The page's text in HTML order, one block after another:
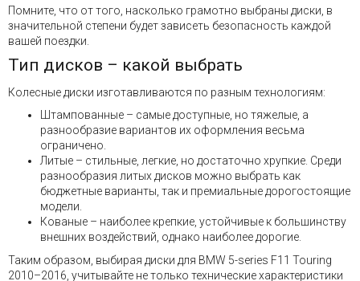
Помните, что от того, насколько грамотно выбраны диски, в
значительной степени будет зависеть безопасность каждой
вашей поездки.
Тип дисков – какой выбрать
Колесные диски изготавливаются по разным технологиям:
Штампованные – самые доступные, но тяжелые, а
разнообразие вариантов их оформления весьма
ограничено.
Литые – стильные, легкие, но достаточно хрупкие. Среди
разнообразия литых дисков можно выбрать как
бюджетные варианты, так и премиальные дорогостоящие
модели.
Кованые – наиболее крепкие, устойчивые к большинству
внешних воздействий, однако наиболее дорогие.
Таким образом, выбирая диски для BMW 5-series F11 Touring
2010–2016, учитывайте не только технические характеристики